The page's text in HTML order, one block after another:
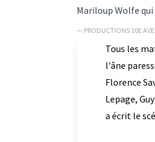
Mariloup Wolfe
— PRODUCTIONS 10E
Tous les
l'âne
Florence
Lepage,
a écrit le